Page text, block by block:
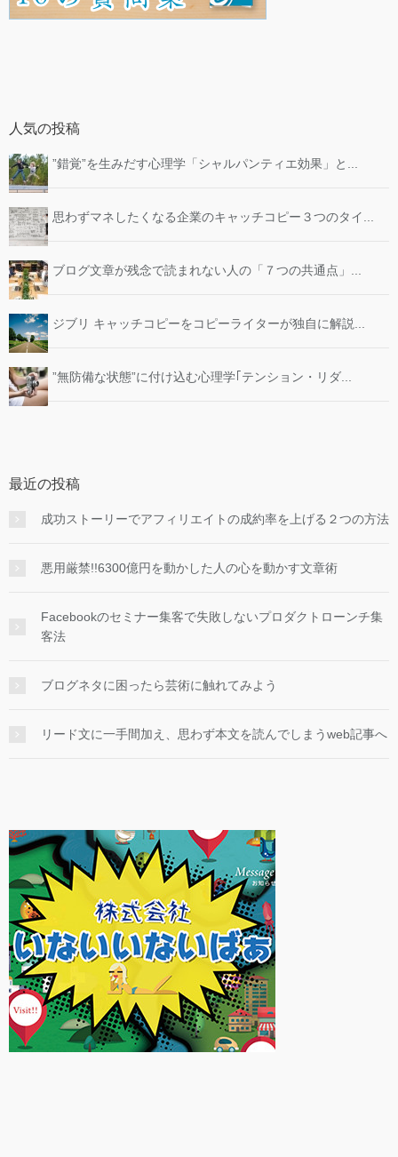
人気の投稿
”錯覚”を生みだす心理学「シャルパンティエ効果」と...
思わずマネしたくなる企業のキャッチコピー３つのタイ...
ブログ文章が残念で読まれない人の「７つの共通点」...
ジブリ キャッチコピーをコピーライターが独自に解説...
”無防備な状態”に付け込む心理学｢テンション・リダ...
最近の投稿
成功ストーリーでアフィリエイトの成約率を上げる２つの方法
悪用厳禁!!6300億円を動かした人の心を動かす文章術
Facebookのセミナー集客で失敗しないプロダクトローンチ集
客法
ブログネタに困ったら芸術に触れてみよう
リード文に一手間加え、思わず本文を読んでしまうweb記事へ